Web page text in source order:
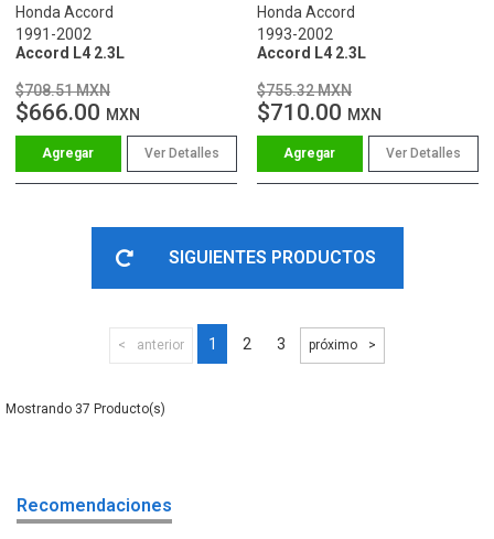
Honda Accord
1991-2002
Accord L4 2.3L
$708.51 MXN
$666.00 MXN
Ver Detalles
Honda Accord
1993-2002
Accord L4 2.3L
$755.32 MXN
$710.00 MXN
Ver Detalles
SIGUIENTES PRODUCTOS
anterior 1 2 3 próximo
37
Recomendaciones